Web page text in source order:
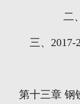
二、
三、 2017-
第十三章 钢